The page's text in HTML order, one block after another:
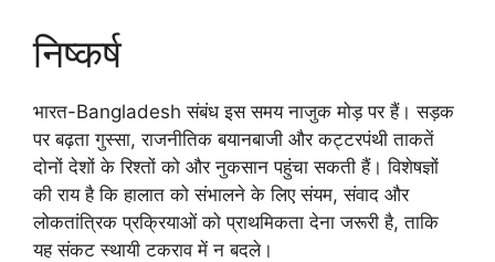
निष्कर्ष
भारत-Bangladesh संबंध इस समय नाजुक मोड़ पर हैं। सड़क
पर बढ़ता गुस्सा, राजनीतिक बयानबाजी और कट्टरपंथी ताकतें
दोनों देशों के रिश्तों को और नुकसान पहुंचा सकती हैं। विशेषज्ञों
की राय है कि हालात को संभालने के लिए संयम, संवाद और
लोकतांत्रिक प्रक्रियाओं को प्राथमिकता देना जरूरी है, ताकि
यह संकट स्थायी टकराव में न बदले।